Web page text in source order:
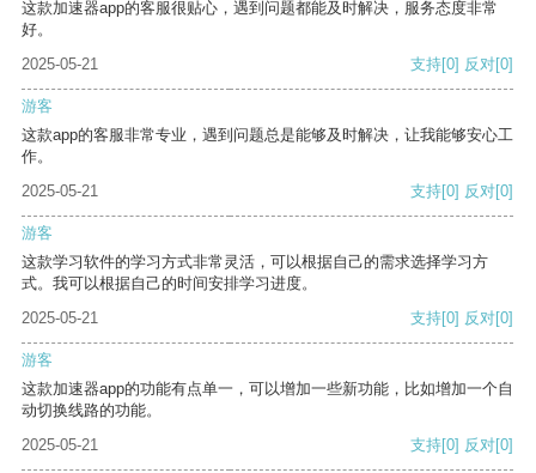
这款加速器app的客服很贴心，遇到问题都能及时解决，服务态度非常
好。
2025-05-21
支持[0] 反对[0]
游客
这款app的客服非常专业，遇到问题总是能够及时解决，让我能够安心工
作。
2025-05-21
支持[0] 反对[0]
游客
这款学习软件的学习方式非常灵活，可以根据自己的需求选择学习方
式。我可以根据自己的时间安排学习进度。
2025-05-21
支持[0] 反对[0]
游客
这款加速器app的功能有点单一，可以增加一些新功能，比如增加一个自
动切换线路的功能。
2025-05-21
支持[0] 反对[0]